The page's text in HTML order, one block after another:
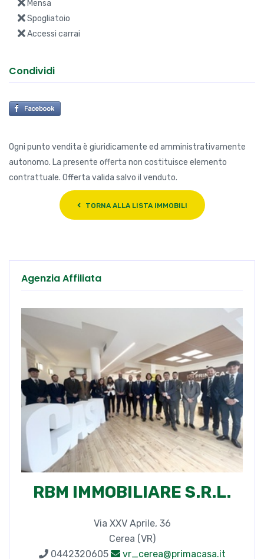
Mensa
Spogliatoio
Accessi carrai
Condividi
Ogni punto vendita è giuridicamente ed amministrativamente
autonomo. La presente offerta non costituisce elemento
contrattuale. Offerta valida salvo il venduto.
TORNA ALLA LISTA IMMOBILI
Agenzia Affiliata
RBM IMMOBILIARE S.R.L.
Via XXV Aprile, 36
Cerea (VR)
0442320605
vr_cerea@primacasa.it